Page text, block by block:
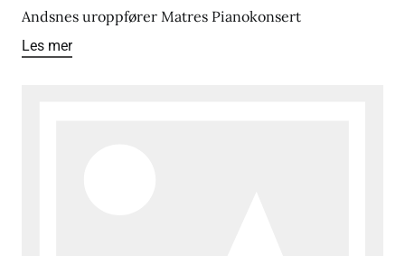
Andsnes uroppfører Matres Pianokonsert
Les mer